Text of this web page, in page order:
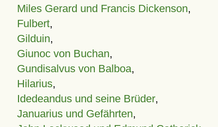
Miles Gerard und Francis Dickenson,
Fulbert,
Gilduin,
Giunoc von Buchan,
Gundisalvus von Balboa,
Hilarius,
Idedeandus und seine Brüder,
Januarius und Gefährten,